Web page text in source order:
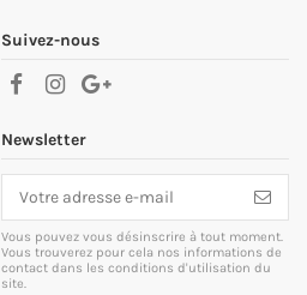
Suivez-nous
Newsletter
Vous pouvez vous désinscrire à tout moment.
Vous trouverez pour cela nos informations de
contact dans les conditions d'utilisation du
site.